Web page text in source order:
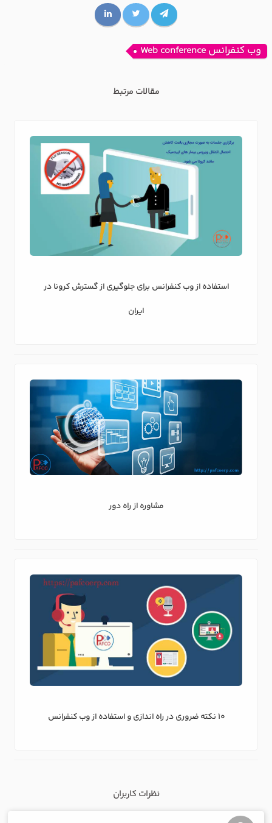
وب کنفرانس Web conference
مقالات مرتبط
استفاده از وب کنفرانس برای جلوگیری از گسترش کرونا در
ایران
مشاوره از راه دور
10 نکته ضروری در راه اندازی و استفاده از وب کنفرانس
نظرات کاربران